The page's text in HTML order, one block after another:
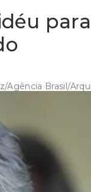
para
Agência Brasil/